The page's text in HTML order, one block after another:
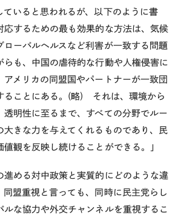
ていると思われるが、以下のように書
応するための最も効果的な方法は、気候
ローバルヘルスなど利害が一致する問題
らも、中国の虐待的な行動や人権侵害に
アメリカの同盟国やパートナーが一致団
ことにある。 ( 略) それは、環境から
透明性に至るまで、すべての分野でルー
大きな力を与えてくれるものであり、民
値観を反映し続けることができる。」
進める対中政策と実質的にどのような違
同盟重視と言っても、同時に民主党らし
ルな協力や外交チャンネルを重視するこ